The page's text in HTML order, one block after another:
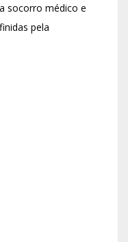
socorro médico e
pela